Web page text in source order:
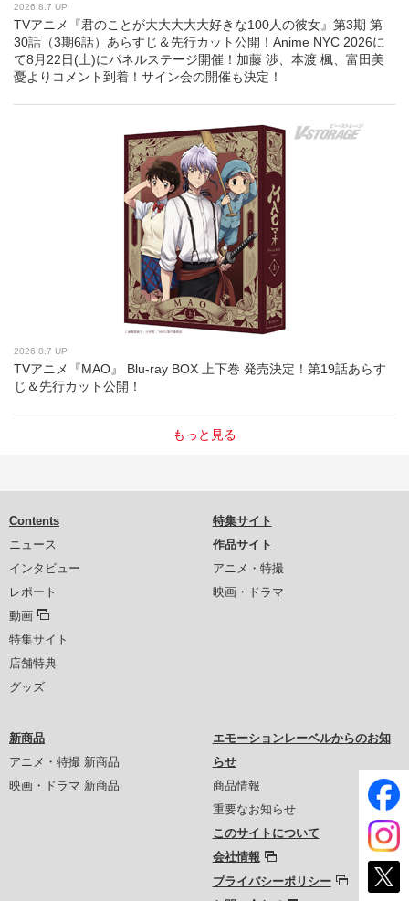
2026.8.7 UP
TVアニメ『君のことが大大大大大好きな100人の彼女』第3期 第
30話（3期6話）あらすじ＆先行カット公開！Anime NYC 2026に
て8月22日(土)にパネルステージ開催！加藤 渉、本渡 楓、富田美
憂よりコメント到着！サイン会の開催も決定！
2026.8.7 UP
TVアニメ『MAO』 Blu-ray BOX 上下巻 発売決定！第19話あらす
じ＆先行カット公開！
もっと見る
Contents
ニュース
インタビュー
レポート
動画
特集サイト
店舗特典
グッズ
特集サイト
作品サイト
アニメ・特撮
映画・ドラマ
新商品
アニメ・特撮 新商品
映画・ドラマ 新商品
エモーションレーベルからのお知
らせ
商品情報
重要なお知らせ
このサイトについて
会社情報
プライバシーポリシー